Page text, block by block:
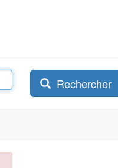
Rechercher